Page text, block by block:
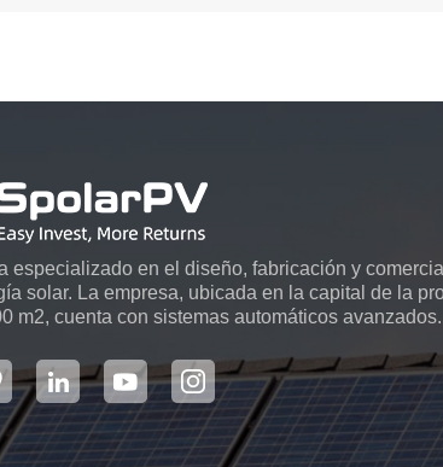
especializado en el diseño, fabricación y
solar. La empresa, ubicada en la capital de la
m2, cuenta con sistemas automáticos